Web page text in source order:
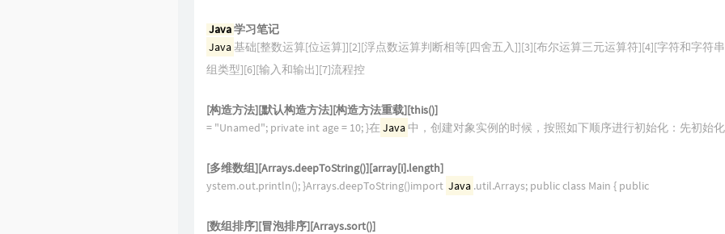
Java学习笔记
Java基础[整数运算[位运算]][2][浮点数运算判断相等[四舍五入]][3][布尔运算三元运算符][4][字符和字符
组类型][6][输入和输出][7]流程控
[构造方法][默认构造方法][构造方法重载][this()]
= "Unamed"; private int age = 10; }在 Java 中，创建对象实例的时候，按照如下顺序进行初始化：先初始
[多维数组][Arrays.deepToString()][array[i].length]
ystem.out.println(); }Arrays.deepToString()import Java .util.Arrays; public class Main { public
[数组排序][冒泡排序][Arrays.sort()]